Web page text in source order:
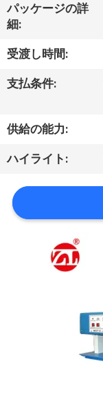
私
つ
い
て
工
場
パッケージの詳
細:
受渡し時間:
支払条件:
供給の能力:
ハイライト: